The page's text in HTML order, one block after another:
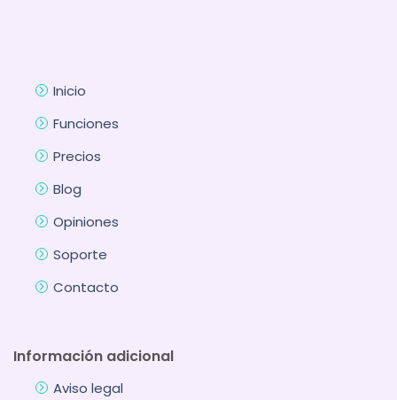
Inicio
Funciones
Precios
Blog
Opiniones
Soporte
Contacto
Información adicional
Aviso legal